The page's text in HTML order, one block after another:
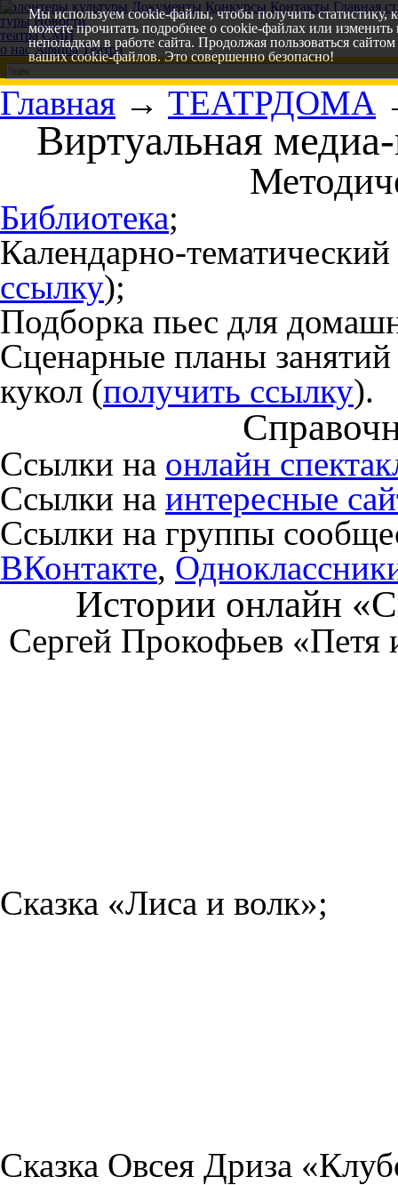
Волонтеры культуры Документы Конкурсы Контакты Главная
туры Новости
театра СМИ
о нас АфишаТеатра
Главная → ТЕАТРДОМА
Виртуальная
Библиотека;
Календарно-
ссылку);
Подборка пьес для
Сценарные планы
кукол (получить ссылку).
Ссылки на онлайн
Ссылки на интересные
Ссылки на группы
ВКонтакте,
Истории онлайн «
Сергей Прокофьев «Петя
Сказка «Лиса и волк»;
Сказка Овсея Дриза
Мы используем cookie-файлы, чтобы получить статистику,
можете прочитать подробнее о cookie-файлах или
неполадкам в работе сайта. Продолжая пользоваться
ваших cookie-файлов. Это совершенно безопасно!